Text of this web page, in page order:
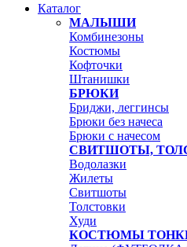
Каталог
МАЛЫШИ
Комбинезоны
Костюмы
Кофточки
Штанишки
БРЮКИ
Бриджи, леггинсы
Брюки без начеса
Брюки с начесом
СВИТШОТЫ,
Водолазки
Жилеты
Свитшоты
Толстовки
Худи
КОСТЮМЫ